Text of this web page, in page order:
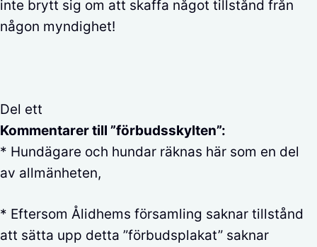
inte brytt sig om att skaffa något tillstånd från
någon myndighet!
Del ett
Kommentarer till ”förbudsskylten”:
* Hundägare och hundar räknas här som en del
av allmänheten,
* Eftersom Ålidhems församling saknar tillstånd
att sätta upp detta ”förbudsplakat” saknar